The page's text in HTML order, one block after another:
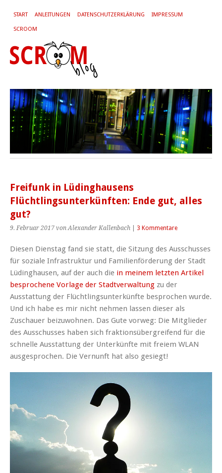
START ANLEITUNGEN DATENSCHUTZERKLÄRUNG IMPRESSUM
SCROOM
Freifunk in Lüdinghausens
Flüchtlingsunterkünften: Ende gut, alles
gut?
9. Februar 2017 von Alexander Kallenbach 3 Kommentare
Diesen Dienstag fand sie statt, die Sitzung des Ausschusses
für soziale Infrastruktur und Familienförderung der Stadt
Lüdinghausen, auf der auch die in meinem letzten Artikel
besprochene Vorlage der Stadtverwaltung zu der
Ausstattung der Flüchtlingsunterkünfte besprochen wurde.
Und ich habe es mir nicht nehmen lassen dieser als
Zuschauer beizuwohnen. Das Gute vorweg: Die Mitglieder
des Ausschusses haben sich fraktionsübergreifend für die
schnelle Ausstattung der Unterkünfte mit freiem WLAN
ausgesprochen. Die Vernunft hat also gesiegt!